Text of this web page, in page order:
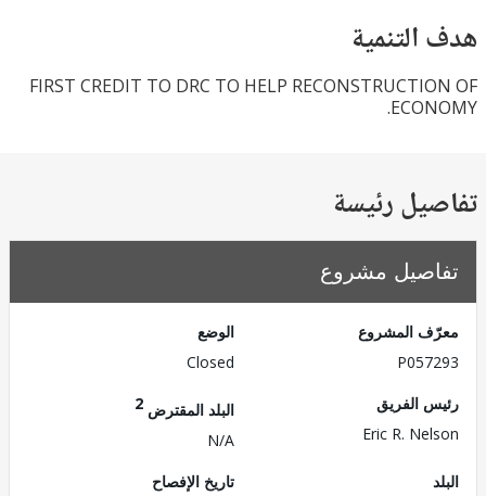
FIRST CREDIT TO DRC TO HELP
رئيسة
مشروع
المشروع
الفريق
Eric R.
البلد المقترض
تاريخ الإفصاح